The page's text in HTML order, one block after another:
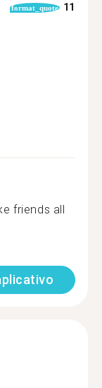
format_quote 11
friends all